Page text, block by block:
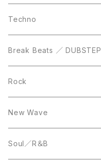
DVD
LP
LP
12inch
10inch
Techno
12inch
LP
Break Beats ／ DUBSTEP
12inch
LP
Rock
12inch
LP
New Wave
12inch
Soul／R＆B